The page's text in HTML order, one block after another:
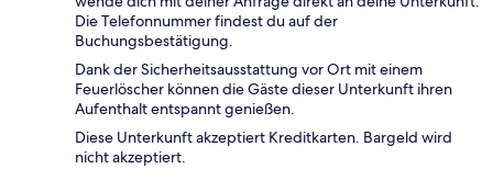
Die Telefonnummer findest du auf der
Buchungsbestätigung.
Dank der Sicherheitsausstattung vor Ort mit einem
Feuerlöscher können die Gäste dieser Unterkunft ihren
Aufenthalt entspannt genießen.
Diese Unterkunft akzeptiert Kreditkarten. Bargeld wird
nicht akzeptiert.